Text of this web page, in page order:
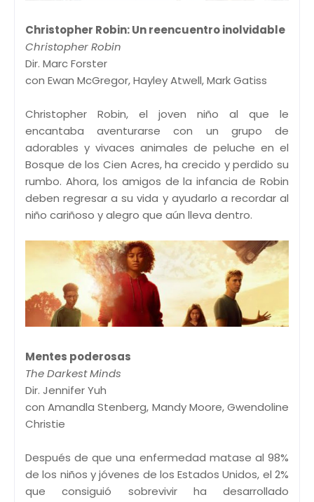
Christopher Robin: Un reencuentro inolvidable
Christopher Robin
Dir. Marc Forster
con Ewan McGregor, Hayley Atwell, Mark Gatiss
Christopher Robin, el joven niño al que le
encantaba aventurarse con un grupo de
adorables y vivaces animales de peluche en el
Bosque de los Cien Acres, ha crecido y perdido su
rumbo. Ahora, los amigos de la infancia de Robin
deben regresar a su vida y ayudarlo a recordar al
niño cariñoso y alegro que aún lleva dentro.
Mentes poderosas
The Darkest Minds
Dir. Jennifer Yuh
con Amandla Stenberg, Mandy Moore, Gwendoline
Christie
Después de que una enfermedad matase al 98%
de los niños y jóvenes de los Estados Unidos, el 2%
que consiguió sobrevivir ha desarrollado